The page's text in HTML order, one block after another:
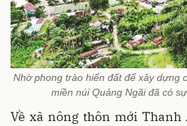
Nhờ phong trào hiến đất để xây dựng
miền núi Quảng Ngãi đã có
Về xã nông thôn mới Thanh